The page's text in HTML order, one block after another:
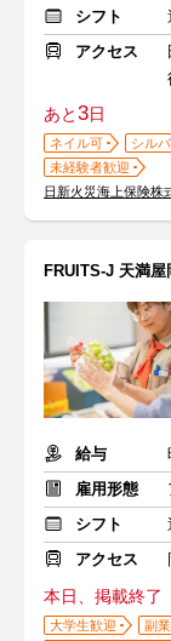
シフト
アクセス
あと3日
ネイル可 シル
未経験者歓迎
日新火災海上保険株
FRUITS-J 天満屋
給与
雇用形態
シフト
アクセス
本日、掲載終了
大学生歓迎 副